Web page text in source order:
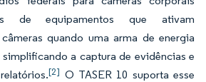
de equipamentos que ativam
quando uma arma de energia
a captura de evidências e
[2] O TASER 10 suporta esse